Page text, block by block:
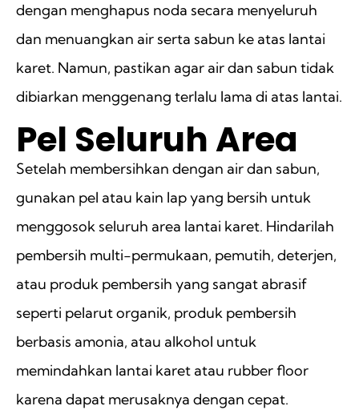
dengan menghapus noda secara menyeluruh
dan menuangkan air serta sabun ke atas lantai
karet. Namun, pastikan agar air dan sabun tidak
dibiarkan menggenang terlalu lama di atas lantai.
Pel Seluruh Area
Setelah membersihkan dengan air dan sabun,
gunakan pel atau kain lap yang bersih untuk
menggosok seluruh area lantai karet. Hindarilah
pembersih multi-permukaan, pemutih, deterjen,
atau produk pembersih yang sangat abrasif
seperti pelarut organik, produk pembersih
berbasis amonia, atau alkohol untuk
memindahkan lantai karet atau rubber floor
karena dapat merusaknya dengan cepat.